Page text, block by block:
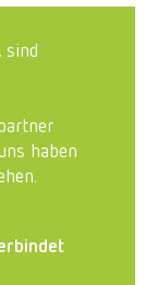
sind
haben